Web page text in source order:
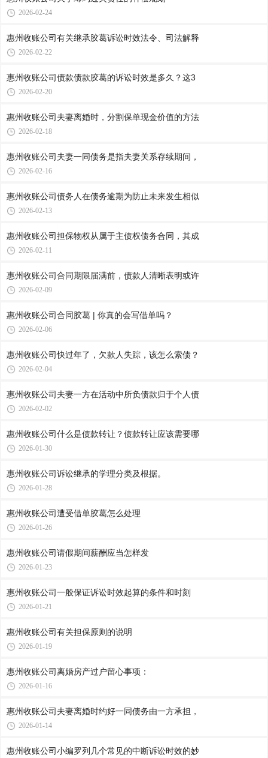
2026-02-24
惠州收账公司​有关继承胶葛诉讼时效法令、司法解释
2026-02-22
惠州收账公司​债款债款胶葛的诉讼时效是多久？这3
2026-02-20
惠州收账公司​夫妻离婚时，分割保单现金价值的方法
2026-02-18
惠州收账公司​夫妻一同债务是指夫妻关系存续期间，
2026-02-16
惠州收账公司​债务人在债务逾期为防止未来发生相似
2026-02-13
惠州收账公司​担保物权从属于主债权债务合同，其成
2026-02-11
惠州收账公司​合同期限届满前，债款人清晰表明或许
2026-02-09
惠州收账公司合同胶葛 | 你真的会写借单吗？
2026-02-06
惠州收账公司​快过年了，欠款人失踪，该怎么索债？
2026-02-04
惠州收账公司​夫妻一方在活动中所负债款归于个人债
2026-02-02
惠州收账公司​什么是债款转让？债款转让应该需要哪
2026-01-30
惠州收账公司​诉讼继承的学理分类及根据。
2026-01-28
惠州收账公司​遭受借单胶葛怎么处理
2026-01-26
惠州收账公司​请假期间薪酬应当怎样发
2026-01-23
惠州收账公司​一般保证诉讼时效起算的条件和时刻
2026-01-21
惠州收账公司​有关担保原则的说明
2026-01-19
惠州收账公司​离婚房产过户留心事项：
2026-01-16
惠州收账公司​夫妻离婚时约好一同债务由一方承担，
2026-01-14
惠州收账公司​小编罗列几个常见的中断诉讼时效的妙